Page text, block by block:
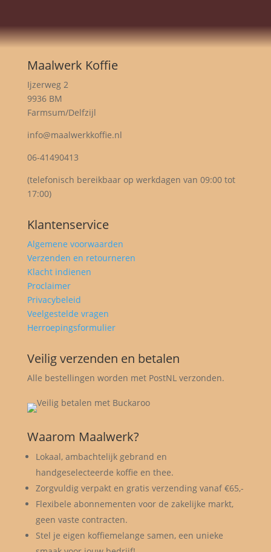
Maalwerk Koffie
Ijzerweg 2
9936 BM
Farmsum/Delfzijl
info@maalwerkkoffie.nl
06-41490413
(telefonisch bereikbaar op werkdagen van 09:00 tot
17:00)
Klantenservice
Algemene voorwaarden
Verzenden en retourneren
Klacht indienen
Proclaimer
Privacybeleid
Veelgestelde vragen
Herroepingsformulier
Veilig verzenden en betalen
Alle bestellingen worden met PostNL verzonden.
Waarom Maalwerk?
Lokaal, ambachtelijk gebrand en
handgeselecteerde koffie en thee.
Zorgvuldig verpakt en gratis verzending vanaf €65,-
Flexibele abonnementen voor de zakelijke markt,
geen vaste contracten.
Stel je eigen koffiemelange samen, een unieke